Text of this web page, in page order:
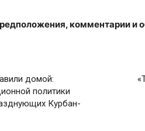
комментарии и
домой:
политики
Курбан-